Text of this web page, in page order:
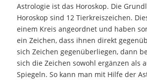
Astrologie ist das Horoskop. Die
Horoskop sind 12 Tierkreiszeichen.
einem Kreis angeordnet und haben
ein Zeichen, dass ihnen direkt
sich Zeichen gegenüberliegen, dann
sich die Zeichen sowohl ergänzen als
Spiegeln. So kann man mit Hilfe der